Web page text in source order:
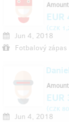
Jun 4, 2018
Fotbalový
EUR
(CZK
Jun 4, 2018
(CZK